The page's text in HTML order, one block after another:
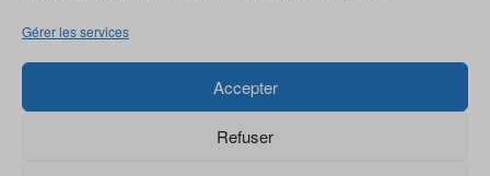
Gérer les services
Accepter
Refuser